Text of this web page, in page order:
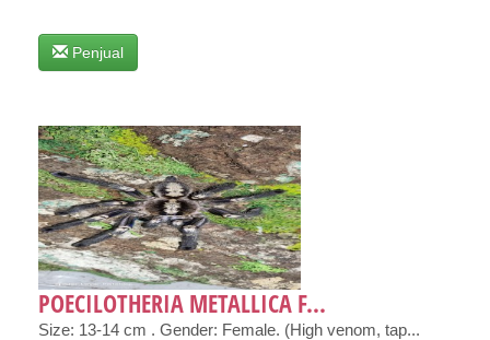
Penjual
POECILOTHERIA METALLICA F...
Size: 13-14 cm . Gender: Female. (High venom, tap...